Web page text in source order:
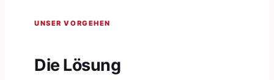
UNSER VORGEHEN
Die Lösung